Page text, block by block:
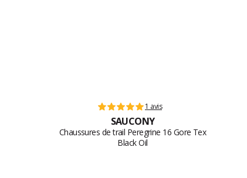
1 avis
SAUCONY
Chaussures de trail Peregrine 16 Gore Tex
Black Oil